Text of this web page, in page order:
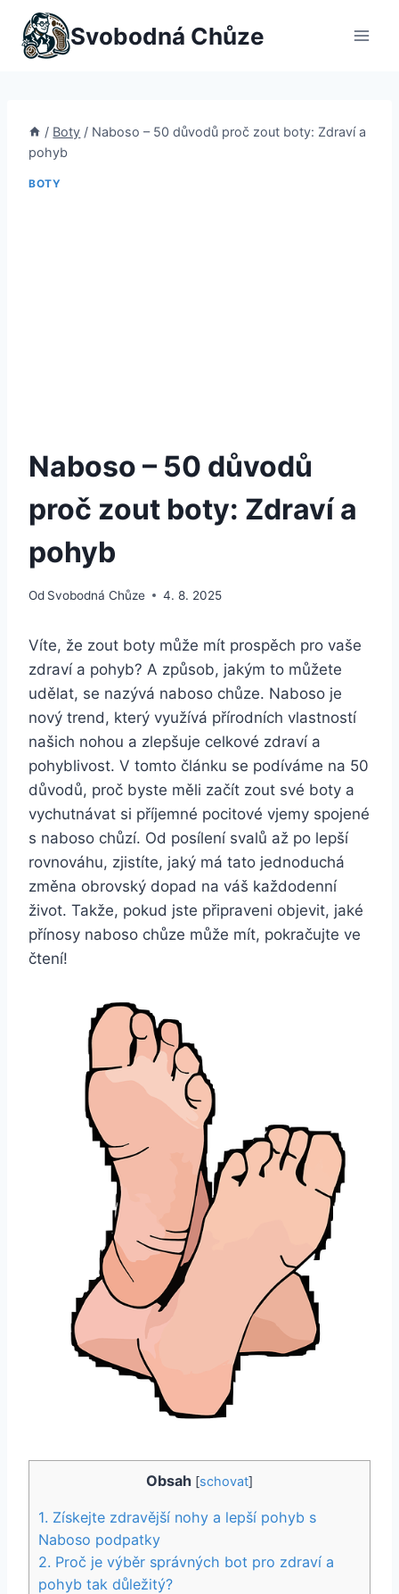
Přeskočit
obsah
Svobodná Chůze
/ Boty / Naboso – 50 důvodů proč zout boty: Zdraví a
pohyb
BOTY
Naboso – 50 důvodů
proč zout boty: Zdraví a
pohyb
Od Svobodná Chůze 4. 8. 2025
Víte, že zout boty může mít prospěch pro vaše‌
zdraví a pohyb? A způsob, jakým to můžete
udělat, se nazývá naboso⁤ chůze. Naboso je
nový​ trend, který využívá přírodních​ vlastností
našich ‍nohou‌ a zlepšuje celkové zdraví a
pohyblivost. V tomto článku se podíváme na 50
důvodů, proč byste měli začít zout své boty a
vychutnávat si ​příjemné pocitové vjemy spojené
s naboso chůzí. Od posílení svalů až ​po lepší
rovnováhu, zjistíte, jaký má‍ tato jednoduchá
změna obrovský dopad na ⁣váš každodenní
život. Takže,‍ pokud jste připraveni objevit, jaké
přínosy naboso chůze může ⁤mít, pokračujte ve
čtení!
Obsah [schovat]
1. Získejte zdravější nohy a lepší pohyb‍ s
Naboso podpatky
2. ⁢Proč​ je ​výběr správných⁣ bot pro⁣ zdraví a
pohyb ‍tak důležitý?